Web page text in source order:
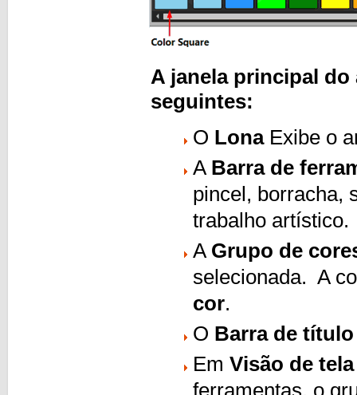
A janela principal
seguintes:
O LonaExibe o
A Barra de
pincel, borracha,
trabalho artístico.
A Grupo de
selecionada. A
cor.
O Barra de título
Em Visão de
ferramentas, o